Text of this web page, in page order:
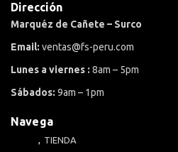
Dirección
Marquéz de Cañete – Surco
Email: ventas@fs-peru.com
Lunes a viernes : 8am – 5pm
Sábados: 9am – 1pm
Navega
TIENDA